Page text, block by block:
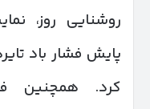
روشنایی روز،
کرد. همچنین